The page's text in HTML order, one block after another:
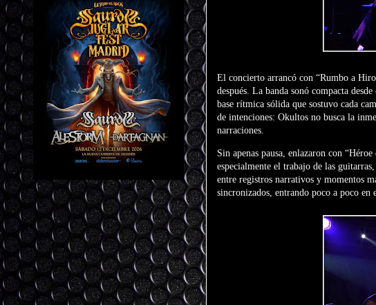
El concierto arrancó con “Rumbo a
después. La banda sonó compacta
base rítmica sólida que sostuvo cada
de intenciones: Okultos no busca la
narraciones.
Sin apenas pausa, enlazaron con
especialmente el trabajo de las
entre registros narrativos y momentos
sincronizados, entrando poco a poco